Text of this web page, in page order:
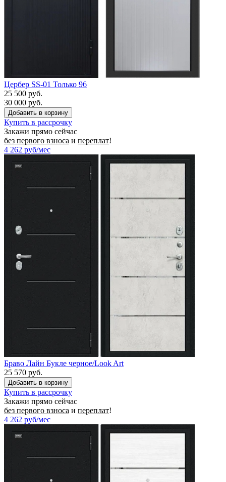
Цербер SS-01 Только 96
25 500 руб.
30 000 руб.
Купить в рассрочку
Закажи прямо сейчас
без первого взноса и переплат!
4 262 руб/мес
Браво Лайн Букле черное/Look Art
25 570 руб.
Купить в рассрочку
Закажи прямо сейчас
без первого взноса и переплат!
4 262 руб/мес